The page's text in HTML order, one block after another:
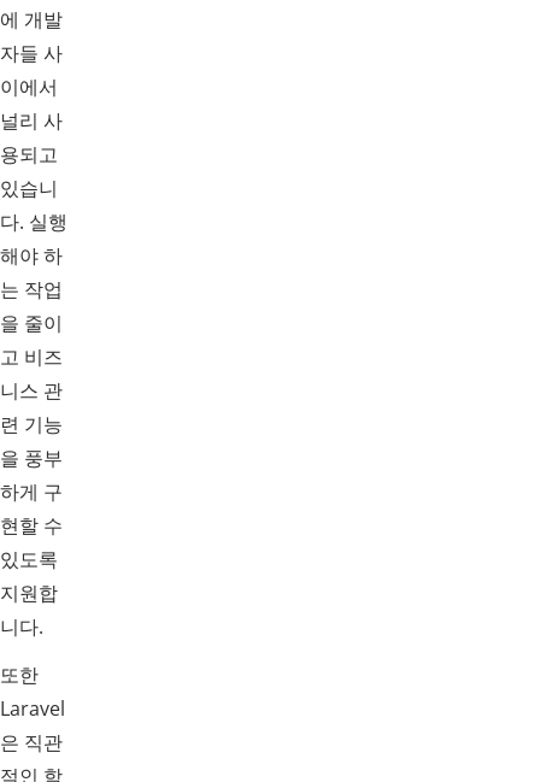
에 개발
자들 사
이에서
널리 사
용되고
있습니
다. 실행
해야 하
는 작업
을 줄이
고 비즈
니스 관
련 기능
을 풍부
하게 구
현할 수
있도록
지원합
니다.
또한
Laravel
은 직관
적인 학